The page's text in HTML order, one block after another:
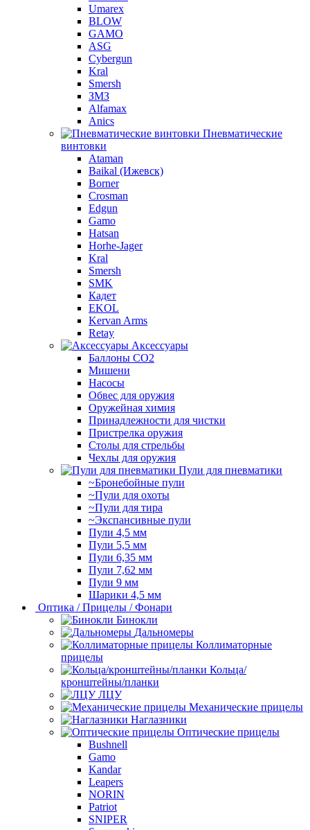
Umarex
BLOW
GAMO
ASG
Cybergun
Kral
Smersh
ЗМЗ
Alfamax
Anics
Пневматические
винтовки
Ataman
Baikal (Ижевск)
Borner
Crosman
Edgun
Gamo
Hatsan
Horhe-Jager
Kral
Smersh
SMK
Кадет
EKOL
Kervan Arms
Retay
Аксессуары
Баллоны СО2
Мишени
Насосы
Обвес для оружия
Оружейная химия
Принадлежности для чистки
Пристрелка оружия
Столы для стрельбы
Чехлы для оружия
Пули для пневматики
~Бронебойные пули
~Пули для охоты
~Пули для тира
~Экспансивные пули
Пули 4,5 мм
Пули 5,5 мм
Пули 6,35 мм
Пули 7,62 мм
Пули 9 мм
Шарики 4,5 мм
Оптика / Прицелы / Фонари
Бинокли
Дальномеры
Коллиматорные
прицелы
Кольца/
кронштейны/планки
ЛЦУ
Механические прицелы
Наглазники
Оптические прицелы
Bushnell
Gamo
Kandar
Leapers
NORIN
Patriot
SNIPER